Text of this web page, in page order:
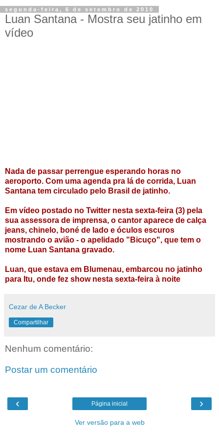
segunda-feira, 6 de setembro de 2010
Luan Santana - Mostra seu jatinho em
vídeo
Nada de passar perrengue esperando horas no
aeroporto. Com uma agenda pra lá de corrida, Luan
Santana tem circulado pelo Brasil de jatinho.
Em vídeo postado no Twitter nesta sexta-feira (3) pela
sua assessora de imprensa, o cantor aparece de calça
jeans, chinelo, boné de lado e óculos escuros
mostrando o avião - o apelidado "Bicuço", que tem o
nome Luan Santana gravado.
Luan, que estava em Blumenau, embarcou no jatinho
para Itu, onde fez show nesta sexta-feira à noite
Cezar de A Becker
Compartilhar
Nenhum comentário:
Postar um comentário
‹ ›
Página inicial
Ver versão para a web